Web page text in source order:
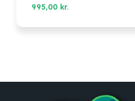
995,00 kr.